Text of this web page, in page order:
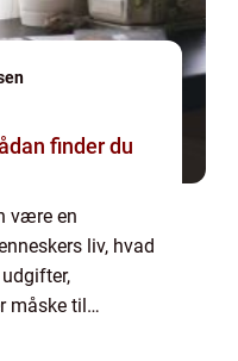
finder du
være en
liv, hvad
måske til